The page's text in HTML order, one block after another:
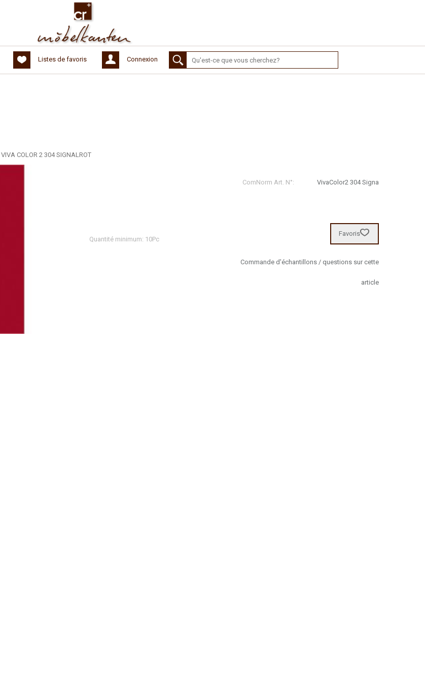
Listes de favoris Connexion
VIVA COLOR 2 304 SIGNALROT
ComNorm Art. N°: VivaColor2 304 Signa
Quantité minimum: 10Pc
Favoris
Commande d'échantillons / questions sur cette
article